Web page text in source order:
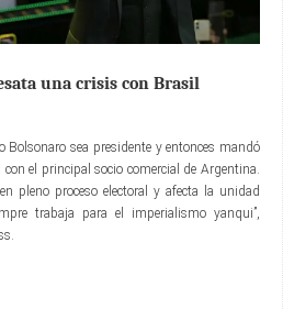
una crisis con Brasil
Bolsonaro sea presidente y entonces mandó
el principal socio comercial de Argentina.
pleno proceso electoral y afecta la unidad
trabaja para el imperialismo yanqui”,